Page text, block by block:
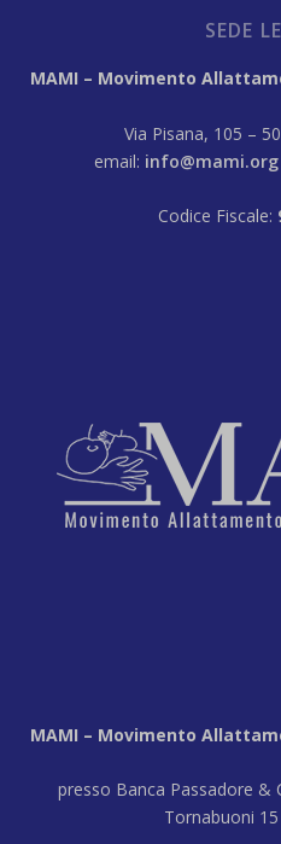
SEDE
MAMI – Movimento
Via Pisana, 105 –
email: info@mami.org
Codice Fiscale:
MAMI – Movimento
presso Banca Passadore &
Tornabuoni